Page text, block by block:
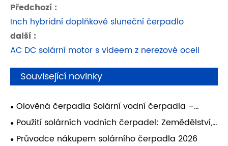
Předchozí :
Inch hybridní doplňkové sluneční čerpadlo
další :
AC DC solární motor s videem z nerezové oceli
Související novinky
Olověná čerpadla Solární vodní čerpadla –
Průvodce prodejcem
Použití solárních vodních čerpadel: Zemědělství,
chov dobytka a domácí použití
Průvodce nákupem solárního čerpadla 2026